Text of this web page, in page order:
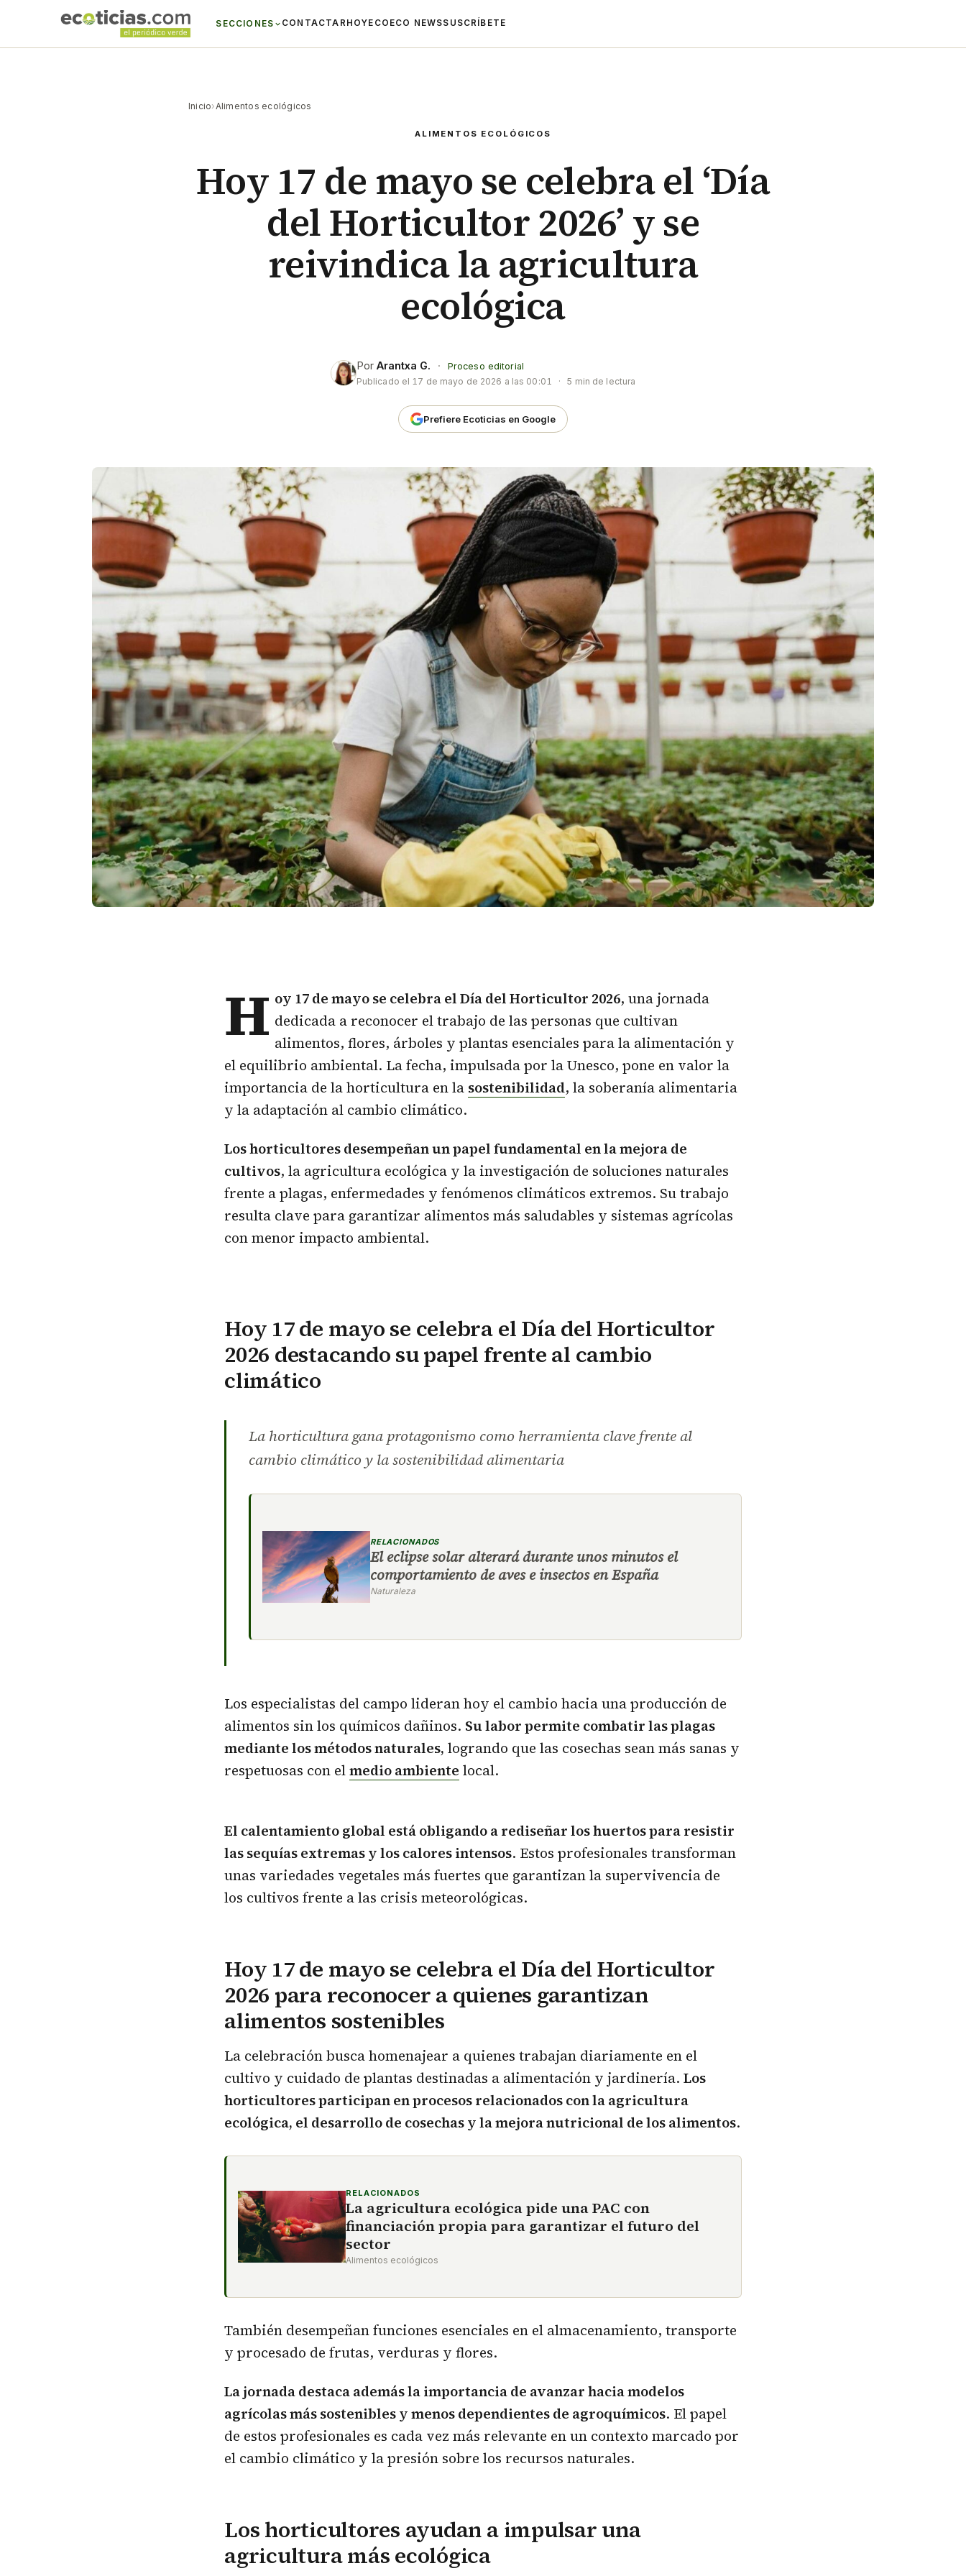
SECCIONES CONTACTAR HOYECO ECO NEWSSUSCRÍBETE
Inicio›Alimentos ecológicos
ALIMENTOS ECOLÓGICOS
Hoy 17 de mayo se celebra el ‘Día
del Horticultor 2026’ y se
reivindica la agricultura
ecológica
Por Arantxa G. ·
Proceso editorial
Publicado el 17 de mayo de 2026 a las 00:01 · 5 min de lectura
Prefiere Ecoticias en Google
H oy 17 de mayo se celebra el Día del Horticultor 2026, una jornada
dedicada a reconocer el trabajo de las personas que cultivan
alimentos, flores, árboles y plantas esenciales para la alimentación y
el equilibrio ambiental. La fecha, impulsada por la Unesco, pone en valor la
importancia de la horticultura en la sostenibilidad, la soberanía alimentaria
y la adaptación al cambio climático.
Los horticultores desempeñan un papel fundamental en la mejora de
cultivos, la agricultura ecológica y la investigación de soluciones naturales
frente a plagas, enfermedades y fenómenos climáticos extremos. Su trabajo
resulta clave para garantizar alimentos más saludables y sistemas agrícolas
con menor impacto ambiental.
Hoy 17 de mayo se celebra el Día del Horticultor
2026 destacando su papel frente al cambio
climático
La horticultura gana protagonismo como herramienta clave frente al
cambio climático y la sostenibilidad alimentaria
RELACIONADOS
El eclipse solar alterará durante unos minutos el
comportamiento de aves e insectos en España
Naturaleza
Los especialistas del campo lideran hoy el cambio hacia una producción de
alimentos sin los químicos dañinos. Su labor permite combatir las plagas
mediante los métodos naturales, logrando que las cosechas sean más sanas y
respetuosas con elmedio ambiente local.
El calentamiento global está obligando a rediseñar los huertos para resistir
las sequías extremas y los calores intensos. Estos profesionales transforman
unas variedades vegetales más fuertes que garantizan la supervivencia de
los cultivos frente a las crisis meteorológicas.
Hoy 17 de mayo se celebra el Día del Horticultor
2026 para reconocer a quienes garantizan
alimentos sostenibles
La celebración busca homenajear a quienes trabajan diariamente en el
cultivo y cuidado de plantas destinadas a alimentación y jardinería. Los
horticultores participan en procesos relacionados con la agricultura
ecológica, el desarrollo de cosechas y la mejora nutricional de los alimentos.
RELACIONADOS
La agricultura ecológica pide una PAC con
financiación propia para garantizar el futuro del
sector
Alimentos ecológicos
También desempeñan funciones esenciales en el almacenamiento, transporte
y procesado de frutas, verduras y flores.
La jornada destaca además la importancia de avanzar hacia modelos
agrícolas más sostenibles y menos dependientes de agroquímicos. El papel
de estos profesionales es cada vez más relevante en un contexto marcado por
el cambio climático y la presión sobre los recursos naturales.
Los horticultores ayudan a impulsar una
agricultura más ecológica